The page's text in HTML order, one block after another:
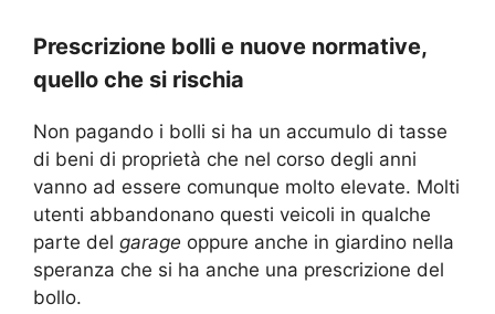
Prescrizione bolli e nuove normative,
quello che si rischia
Non pagando i bolli si ha un accumulo di tasse
di beni di proprietà che nel corso degli anni
vanno ad essere comunque molto elevate. Molti
utenti abbandonano questi veicoli in qualche
parte del garage oppure anche in giardino nella
speranza che si ha anche una prescrizione del
bollo.